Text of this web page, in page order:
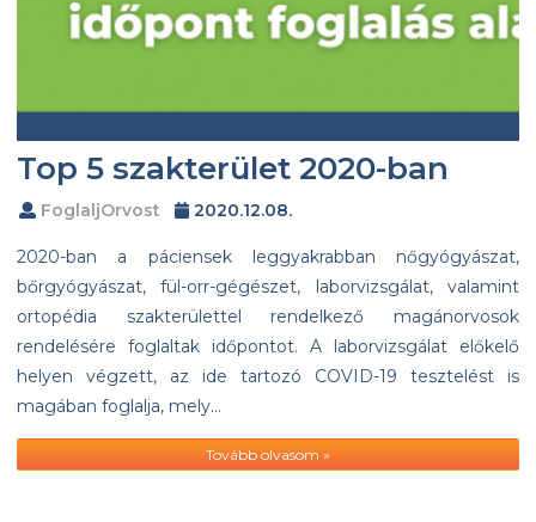
Top 5 szakterület 2020-ban
FoglaljOrvost 2020.12.08.
2020-ban a páciensek leggyakrabban nőgyógyászat,
bőrgyógyászat, fül-orr-gégészet, laborvizsgálat, valamint
ortopédia szakterülettel rendelkező magánorvosok
rendelésére foglaltak időpontot. A laborvizsgálat előkelő
helyen végzett, az ide tartozó COVID-19 tesztelést is
magában foglalja, mely…
Tovább olvasom »